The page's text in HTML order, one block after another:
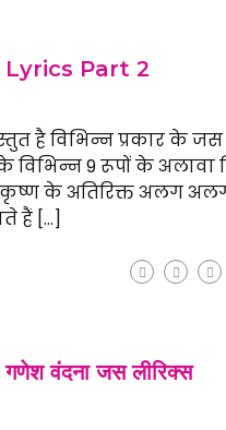
Lyrics Part 2
है विभिन्न प्रकार के
के विभिन्न 9 रूपों के अलावा
कृष्ण के अतिरिक्त अलग अलग
हैं […]
वंदना जस लीरिक्स